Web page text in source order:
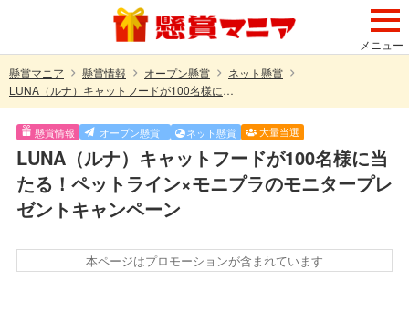
メニュー
懸賞マニア
懸賞情報 オープン懸賞
ネット懸賞
LUNA（ルナ）キャットフードが100名様に当たる！ペットライン×モニプラのモニタープレゼントキャンペーン
懸賞情報 オープン懸賞 ネット懸賞 大量当選
LUNA（ルナ）キャットフードが100名様に当
たる！ペットライン×モニプラのモニタープレ
ゼントキャンペーン
本ページはプロモーションが含まれています